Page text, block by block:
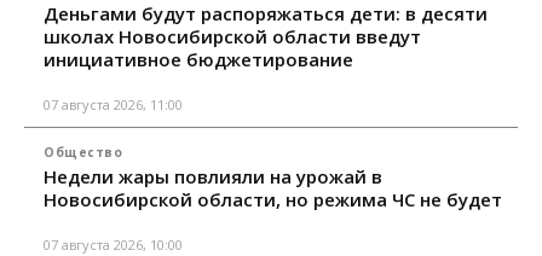
Деньгами будут распоряжаться дети: в десяти
школах Новосибирской области введут
инициативное бюджетирование
07 августа 2026, 11:00
Общество
Недели жары повлияли на урожай в
Новосибирской области, но режима ЧС не будет
07 августа 2026, 10:00